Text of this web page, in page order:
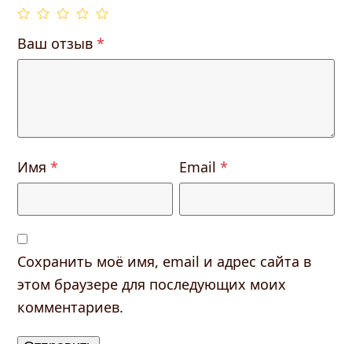
Ваш отзыв*
Имя* Email*
Сохранить моё имя, email и адрес сайта в
этом браузере для последующих моих
комментариев.